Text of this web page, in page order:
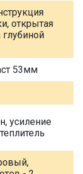
открытая
53мм
усиление